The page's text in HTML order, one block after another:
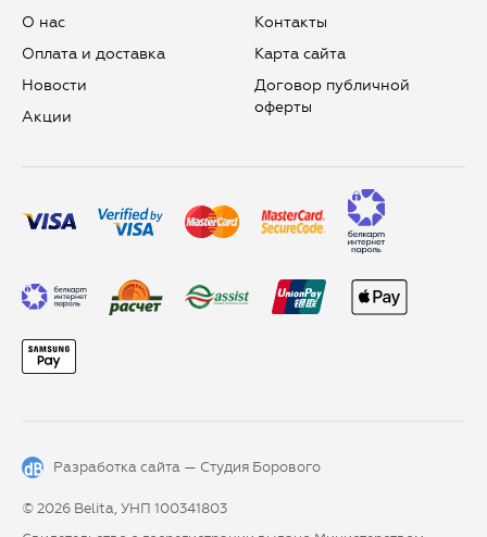
О нас
Оплата и доставка
Новости
Aкции
Контакты
Карта сайта
Договор публичной
оферты
Разработка сайта — Студия Борового
© 2026 Belita, УНП 100341803